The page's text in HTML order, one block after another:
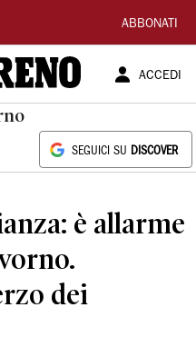
ABBONATI
ACCEDI
SEGUICI SU DISCOVER
è allarme
dei